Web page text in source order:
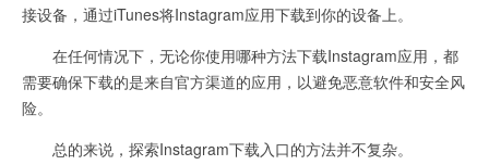
接设备，通过iTunes将Instagram应用下载到你的设备上。
在任何情况下，无论你使用哪种方法下载Instagram应用，都
需要确保下载的是来自官方渠道的应用，以避免恶意软件和安全风
险。
总的来说，探索Instagram下载入口的方法并不复杂。